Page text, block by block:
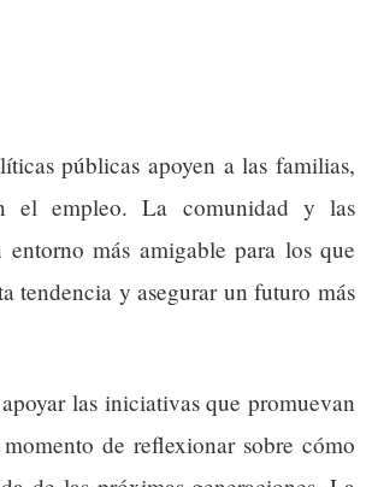
públicas apoyen a las familias,
el empleo. La comunidad y las
más amigable para los que
tendencia y asegurar un futuro más
las iniciativas que promuevan
de reflexionar sobre cómo